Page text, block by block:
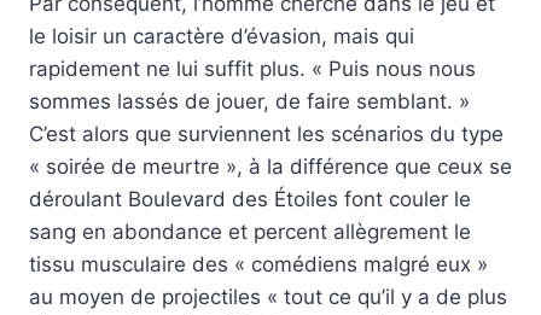
le loisir un caractère d’évasion, mais qui
rapidement ne lui suffit plus. « Puis nous nous
sommes lassés de jouer, de faire semblant. »
C’est alors que surviennent les scénarios du type
« soirée de meurtre », à la différence que ceux se
déroulant Boulevard des Étoiles font couler le
sang en abondance et percent allègrement le
tissu musculaire des « comédiens malgré eux »
au moyen de projectiles « tout ce qu’il y a de plus